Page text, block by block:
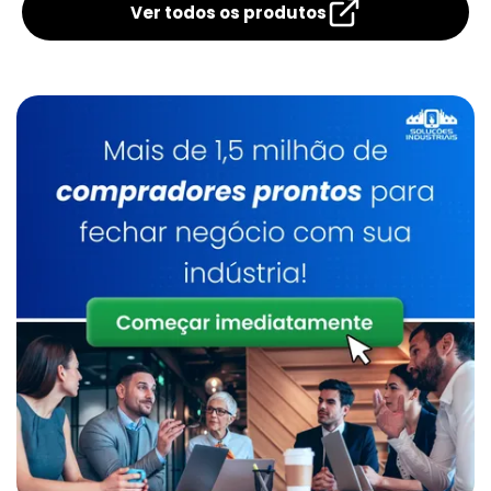
Empresas De Gases Medicinais Em Limeira
Gás Para Chopp Sp
Empresas De Gases Industriais Em Limeira
Gás Para Corte De Chapa
Distribuidor De Oxigênio Líquido Em Limeira
Gás Para Corte Laser
Gases Industriais Em Valinhos
Gás Para Cromatografia
Respiratória
Respiratória
Ver todos os produtos